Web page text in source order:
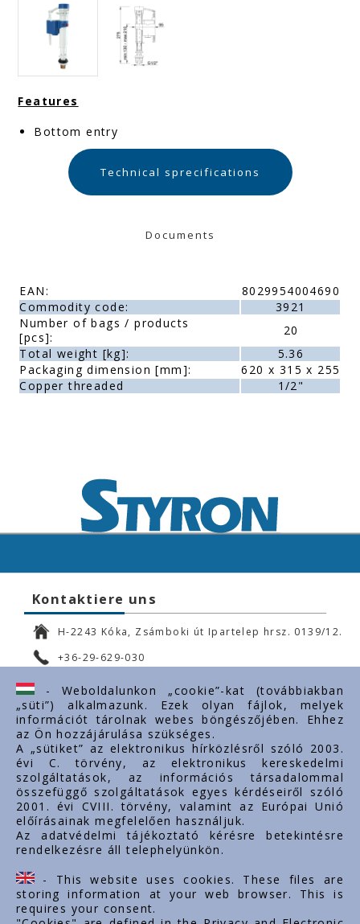
Features
Bottom entry
Technical sprecifications
Documents
EAN:
8029954004690
Commodity code:
3921
Number of bags / products
[pcs]:
20
Total weight [kg]:
5.36
Packaging dimension [mm]:
620 x 315 x 255
Copper threaded
1/2"
Kontaktiere uns
H-2243 Kóka, Zsámboki út Ipartelep hrsz. 0139/12.
+36-29-629-030
ertekesites@styron.hu
export@styron.hu
www.styron.hu
Important links
Über uns
Dokumente
Kontakt
Karriere
- Weboldalunkon „cookie”-kat (továbbiakban
„süti”) alkalmazunk. Ezek olyan fájlok, melyek
információt tárolnak webes böngészőjében. Ehhez
az Ön hozzájárulása szükséges.
A „sütiket” az elektronikus hírközlésről szóló 2003.
évi C. törvény, az elektronikus kereskedelmi
szolgáltatások, az információs társadalommal
összefüggő szolgáltatások egyes kérdéseiről szóló
2001. évi CVIII. törvény, valamint az Európai Unió
előírásainak megfelelően használjuk.
Az adatvédelmi tájékoztató kérésre betekintésre
rendelkezésre áll telephelyünkön.
- This website uses cookies. These files are
storing information at your web browser. This is
requires your consent.